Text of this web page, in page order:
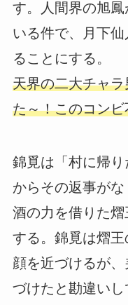
す。人間界の旭
いる件で、月下
ることにする。
天界の二大チャ
た～！このコン
錦覓は「村に帰
からその返事が
酒の力を借りた
する。錦覓は熠
顔を近づけるが
づけたと勘違いし